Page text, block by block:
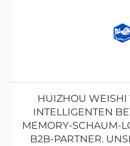
HUIZHOU WEISHI
INTELLIGENTEN
MEMORY-SCHAUM-
B2B-PARTNER.